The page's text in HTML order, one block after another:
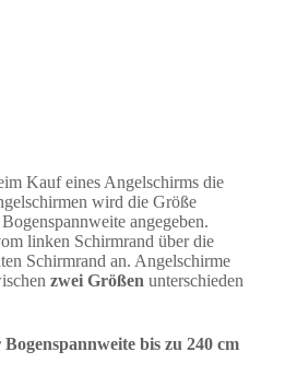
Kauf eines Angelschirms die
wird die Größe
angegeben.
linken Schirmrand über die
Schirmrand an. Angelschirme
zwei Größen unterschieden
bis zu 240 cm